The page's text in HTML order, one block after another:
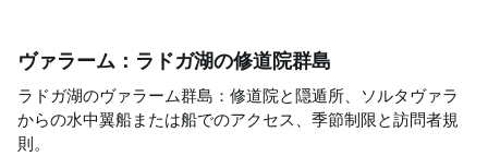
ヴァラーム：ラドガ湖の修道院群島
ラドガ湖のヴァラーム群島：修道院と隠遁所、ソルタヴァラ
からの水中翼船または船でのアクセス、季節制限と訪問者規
則。